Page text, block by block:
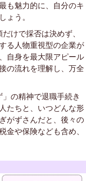
も魅力的に、自分のキ
ょう。
けで採否は決めず、
る人物重視型の企業が
自身を最大限アピール
の流れを理解し、万全
」の精神で退職手続き
たちと、いつどんな形
がずさんだと、後々の
金や保険なども含め、